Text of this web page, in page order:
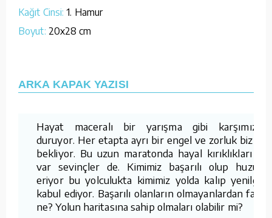
Kağıt Cinsi: 1. Hamur
Boyut: 20x28 cm
ARKA KAPAK YAZISI
Hayat maceralı bir yarışma gibi karşımızda
duruyor. Her etapta ayrı bir engel ve zorluk bizleri
bekliyor. Bu uzun maratonda hayal kırıklıkları da
var sevinçler de. Kimimiz başarılı olup huzura
eriyor bu yolculukta kimimiz yolda kalıp yenilgiyi
kabul ediyor. Başarılı olanların olmayanlardan farkı
ne? Yolun haritasına sahip olmaları olabilir mi?